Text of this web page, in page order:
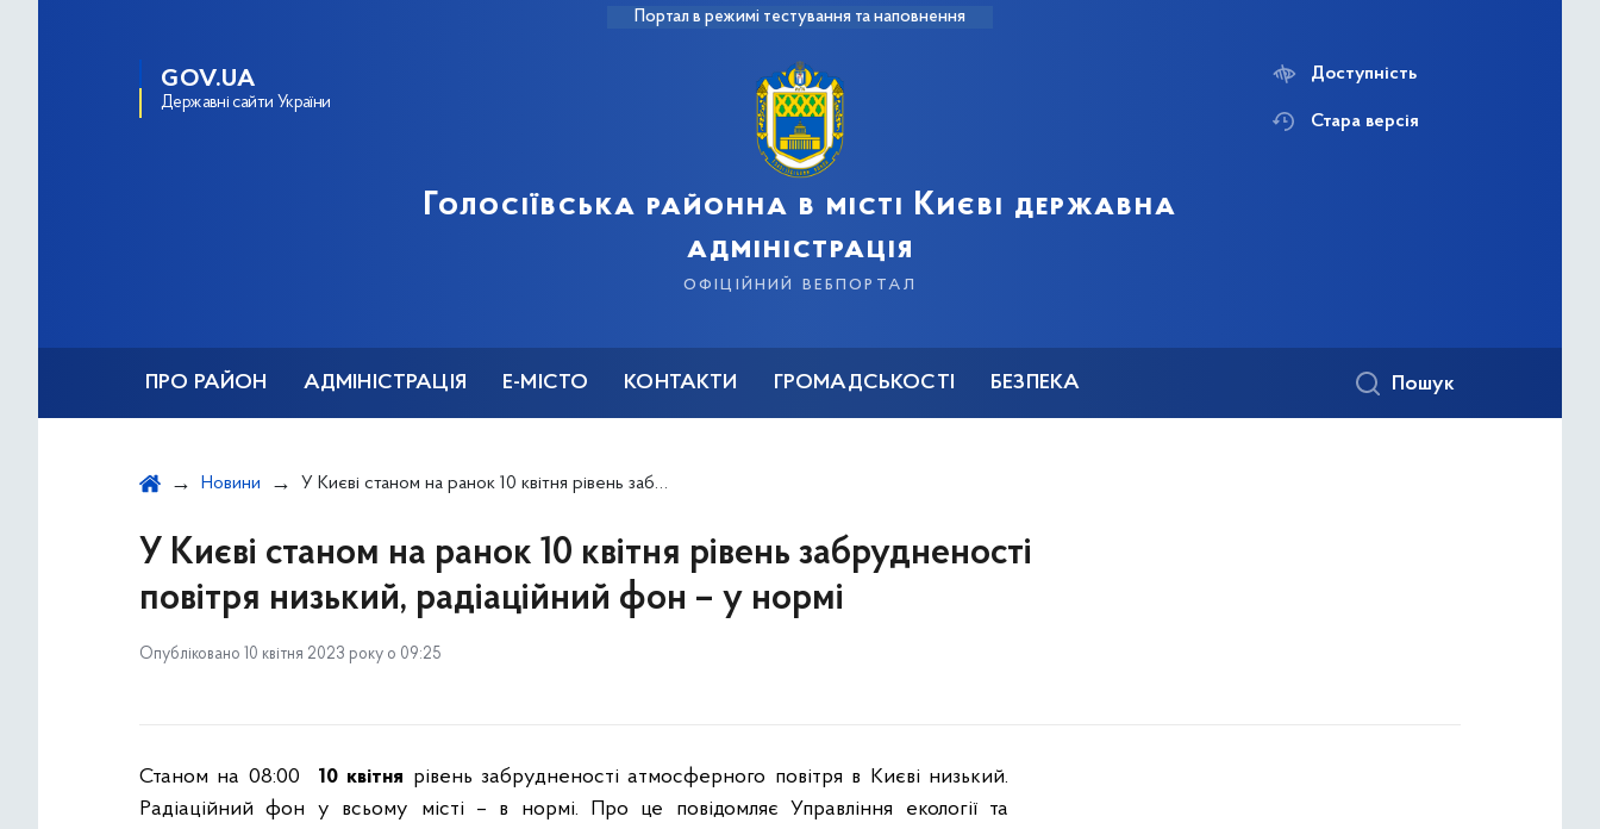
Портал в режимі тестування та наповнення
GOV.UA
Державні сайти України
Голосіївська районна в місті Києві державна
адміністрація
офіційний вебпортал
Доступність
Стара версія
ПРО РАЙОН АДМІНІСТРАЦІЯ Е-МІСТО КОНТАКТИ ГРОМАДСЬКОСТІ БЕЗПЕКА Пошук
Новини У Києві станом на ранок 10 квітня рівень забрудненості повітря низький, радіаційний фон – у нормі
У Києві станом на ранок 10 квітня рівень забрудненості
повітря низький, радіаційний фон – у нормі
Опубліковано 10 квітня 2023 року о 09:25
Станом на 08:00 10 квітня рівень забрудненості атмосферного повітря в Києві низький.
Радіаційний фон у всьому місті – в нормі. Про це повідомляє Управління екології та